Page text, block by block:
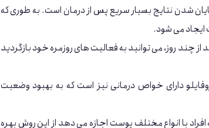
شدن نتایج بسیار سریع پس از درمان است. به طوری که
ایجاد می‌ شود.
چند روز، می توانید به فعالیت‌ های روزمره خود بازگردید
دارای خواص درمانی نیز است که به بهبود وضعیت
افراد با انواع مختلف پوست اجازه می‌ دهد از این روش بهره